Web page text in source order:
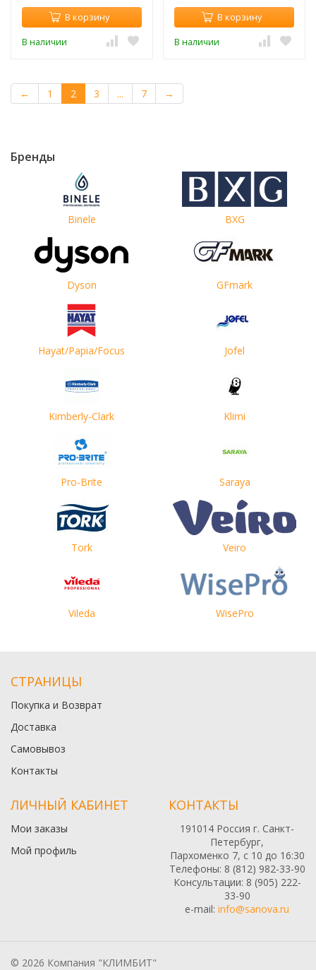
В корзину
В наличии
В корзину
В наличии
← 1 2 3 ... 7 →
Бренды
Binele BXG
Dyson GFmark
Hayat/Papia/Focus Jofel
Kimberly-Clark Klimi
Pro-Brite Saraya
Tork Veiro
Vileda WisePro
СТРАНИЦЫ
Покупка и Возврат
Доставка
Самовывоз
Контакты
ЛИЧНЫЙ КАБИНЕТ
Мои заказы
Мой профиль
КОНТАКТЫ
191014 Россия г. Санкт-
Петербург,
Пархоменко 7, с 10 до 16:30
Телефоны: 8 (812) 982-33-90
Консультации: 8 (905) 222-
33-90
e-mail: info@sanova.ru
© 2026 Компания "КЛИМБИТ"